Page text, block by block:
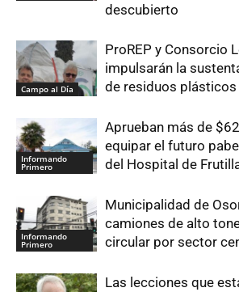
descubierto
Campo al Día
ProREP y Consorcio
impulsarán la
de residuos
Informando
Primero
Aprueban más de
equipar el futuro
del Hospital de
Informando
Primero
Municipalidad de
camiones de alto
circular por sector
Las lecciones que